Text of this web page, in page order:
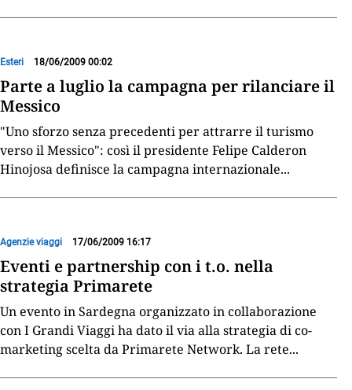
Esteri 18/06/2009 00:02
Parte a luglio la campagna per rilanciare il
Messico
"Uno sforzo senza precedenti per attrarre il turismo
verso il Messico": così il presidente Felipe Calderon
Hinojosa definisce la campagna internazionale...
Agenzie viaggi 17/06/2009 16:17
Eventi e partnership con i t.o. nella
strategia Primarete
Un evento in Sardegna organizzato in collaborazione
con I Grandi Viaggi ha dato il via alla strategia di co-
marketing scelta da Primarete Network. La rete...